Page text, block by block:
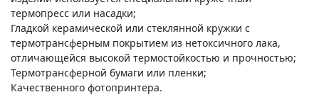
термопресс или насадки;
Гладкой керамической или стеклянной кружки с
термотрансферным покрытием из нетоксичного лака,
отличающейся высокой термостойкостью и прочностью;
Термотрансферной бумаги или пленки;
Качественного фотопринтера.